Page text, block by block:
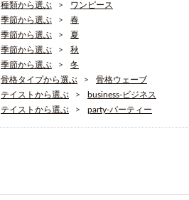
種類から選ぶ
ワンピース
季節から選ぶ
春
季節から選ぶ
夏
季節から選ぶ
秋
季節から選ぶ
冬
骨格タイプから選ぶ
骨格ウェーブ
テイストから選ぶ
business-ビジネス
テイストから選ぶ
party-パーティー